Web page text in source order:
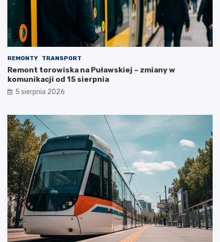
REMONTY TRANSPORT
Remont torowiska na Puławskiej – zmiany w
komunikacji od 15 sierpnia
5 sierpnia 2026